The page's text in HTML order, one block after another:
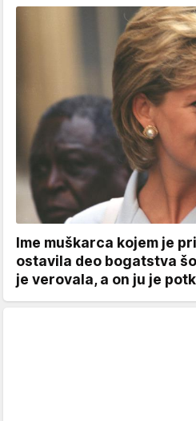
Ime muškarca kojem je
ostavila deo bogatstva
je verovala, a on ju je